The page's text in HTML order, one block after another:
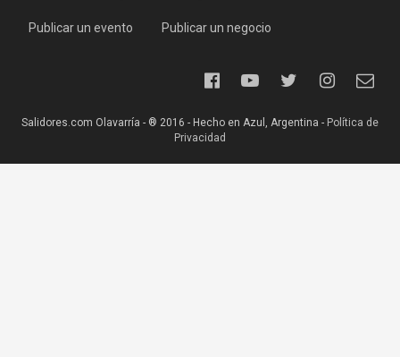
Publicar un evento Publicar un negocio
Salidores.com Olavarría - ® 2016 - Hecho en Azul, Argentina - Política de
Privacidad